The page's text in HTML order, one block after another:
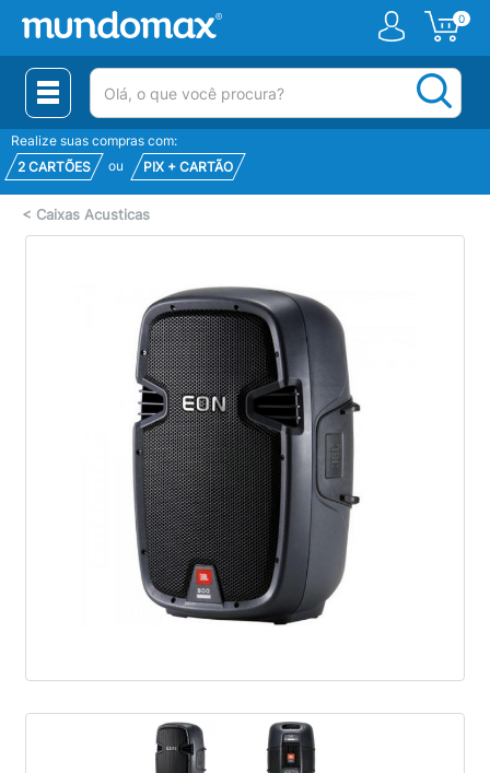
0
(pesquisar)
Realize suas compras com:
2 CARTÕES
ou PIX + CARTÃO
< Caixas Acusticas